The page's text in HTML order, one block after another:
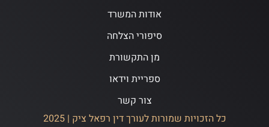
אודות המשרד
סיפורי הצלחה
מן התקשורת
ספריית וידאו
צור קשר
כל הזכויות שמורות לעורך דין רפאל ציק | 2025